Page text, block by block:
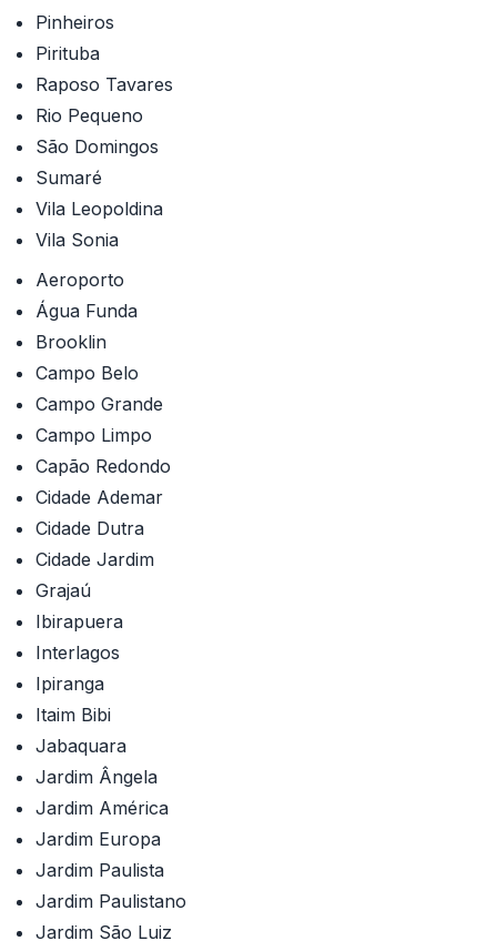
Pinheiros
Pirituba
Raposo Tavares
Rio Pequeno
São Domingos
Sumaré
Vila Leopoldina
Vila Sonia
Aeroporto
Água Funda
Brooklin
Campo Belo
Campo Grande
Campo Limpo
Capão Redondo
Cidade Ademar
Cidade Dutra
Cidade Jardim
Grajaú
Ibirapuera
Interlagos
Ipiranga
Itaim Bibi
Jabaquara
Jardim Ângela
Jardim América
Jardim Europa
Jardim Paulista
Jardim Paulistano
Jardim São Luiz